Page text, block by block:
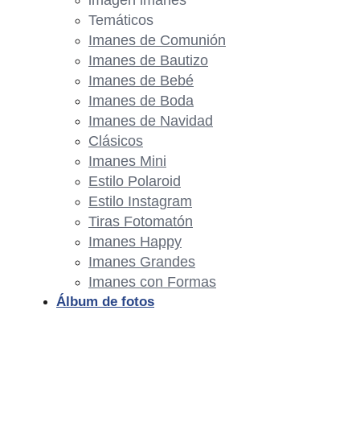
Temáticos
Imanes de Comunión
Imanes de Bautizo
Imanes de Bebé
Imanes de Boda
Imanes de Navidad
Clásicos
Imanes Mini
Estilo Polaroid
Estilo Instagram
Tiras Fotomatón
Imanes Happy
Imanes Grandes
Imanes con Formas
Álbum de fotos